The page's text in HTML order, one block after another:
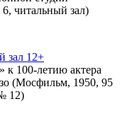
читальный зал)
зал 12+
100-летию актера
(Мосфильм, 1950, 95
12)